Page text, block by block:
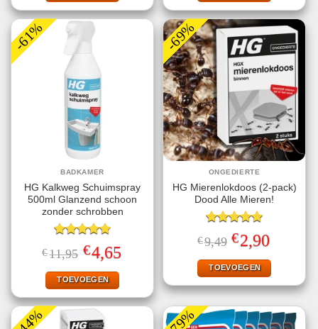
-61%
BADKAMER
HG Kalkweg Schuimspray
500ml Glanzend schoon
zonder schrobben
Gewaardeerd
4.80uit 5
€11,95 Oorspronkelijke
prijs
was:
€11,95.
€4,65prijs
TOEVOEGEN
-69%
ONGEDIERTE
HG Mierenlokdoos (2-pack)
Dood Alle Mieren!
Gewaardeerd
5.00uit 5
€9,49 Oorspronkelijke
prijs
was:
€9,49.
€2,90
is:
€2,90.
TOEVOEGEN